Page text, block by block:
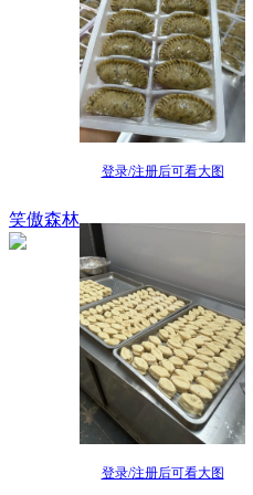
笑傲森林
登录/注册后可看大图
登录/注册后可看大图